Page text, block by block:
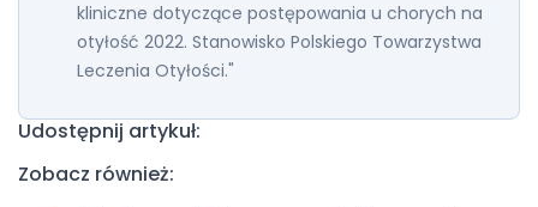
kliniczne dotyczące postępowania u chorych na
otyłość 2022. Stanowisko Polskiego Towarzystwa
Leczenia Otyłości."
Udostępnij artykuł:
Zobacz również: